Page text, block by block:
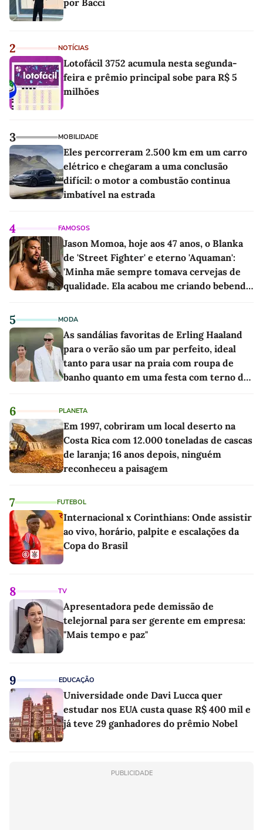
por Bacci
2 NOTÍCIAS
Lotofácil 3752 acumula nesta segunda-
feira e prêmio principal sobe para R$ 5
milhões
3 MOBILIDADE
Eles percorreram 2.500 km em um carro
elétrico e chegaram a uma conclusão
difícil: o motor a combustão continua
imbatível na estrada
4 FAMOSOS
Jason Momoa, hoje aos 47 anos, o Blanka
de 'Street Fighter' e eterno 'Aquaman':
'Minha mãe sempre tomava cervejas de
qualidade. Ela acabou me criando bebendo
5 MODA
As sandálias favoritas de Erling Haaland
para o verão são um par perfeito, ideal
tanto para usar na praia com roupa de
banho quanto em uma festa com terno de
6 PLANETA
Em 1997, cobriram um local deserto na
Costa Rica com 12.000 toneladas de cascas
de laranja; 16 anos depois, ninguém
reconheceu a paisagem
7 FUTEBOL
Internacional x Corinthians: Onde assistir
ao vivo, horário, palpite e escalações da
Copa do Brasil
8 TV
Apresentadora pede demissão de
telejornal para ser gerente em empresa:
"Mais tempo e paz"
9 EDUCAÇÃO
Universidade onde Davi Lucca quer
estudar nos EUA custa quase R$ 400 mil e
já teve 29 ganhadores do prêmio Nobel
PUBLICIDADE